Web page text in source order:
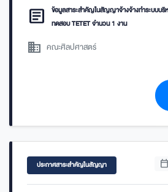
article
ข้อมูลสาระสำคัญในสัญญาจ้างจ้างทำระบบบริ
ทดสอบ TETET จำนวน 1 งาน
domain คณะศิลปศาสตร์
ประกาศสาระสำคัญในสัญญา calendar_today